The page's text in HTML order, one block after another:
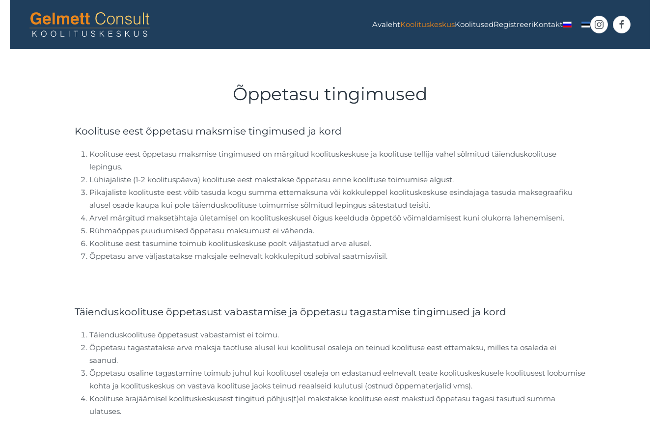
Skip to main content AvalehtKoolituskeskusKoolitusedRegistreeriKontakt
Õppetasu tingimused
Koolituse eest õppetasu maksmise tingimused ja kord
Koolituse eest õppetasu maksmise tingimused on märgitud koolituskeskuse ja koolituse tellija vahel sõlmitud täienduskoolituse
lepingus.
Lühiajaliste (1-2 koolituspäeva) koolituse eest makstakse õppetasu enne koolituse toimumise algust.
Pikajaliste koolituste eest võib tasuda kogu summa ettemaksuna või kokkuleppel koolituskeskuse esindajaga tasuda maksegraafiku
alusel osade kaupa kui pole täienduskoolituse toimumise sõlmitud lepingus sätestatud teisiti.
Arvel märgitud maksetähtaja ületamisel on koolituskeskusel õigus keelduda õppetöö võimaldamisest kuni olukorra lahenemiseni.
Rühmaõppes puudumised õppetasu maksumust ei vähenda.
Koolituse eest tasumine toimub koolituskeskuse poolt väljastatud arve alusel.
Õppetasu arve väljastatakse maksjale eelnevalt kokkulepitud sobival saatmisviisil.
Täienduskoolituse õppetasust vabastamise ja õppetasu tagastamise tingimused ja kord
Täienduskoolituse õppetasust vabastamist ei toimu.
Õppetasu tagastatakse arve maksja taotluse alusel kui koolitusel osaleja on teinud koolituse eest ettemaksu, milles ta osaleda ei
saanud.
Õppetasu osaline tagastamine toimub juhul kui koolitusel osaleja on edastanud eelnevalt teate koolituskeskusele koolitusest loobumise
kohta ja koolituskeskus on vastava koolituse jaoks teinud reaalseid kulutusi (ostnud õppematerjalid vms).
Koolituse ärajäämisel koolituskeskusest tingitud põhjus(t)el makstakse koolituse eest makstud õppetasu tagasi tasutud summa
ulatuses.